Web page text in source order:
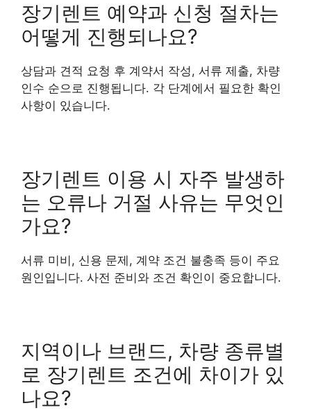
장기렌트 예약과 신청 절차는
어떻게 진행되나요?
상담과 견적 요청 후 계약서 작성, 서류 제출, 차량
인수 순으로 진행됩니다. 각 단계에서 필요한 확인
사항이 있습니다.
장기렌트 이용 시 자주 발생하
는 오류나 거절 사유는 무엇인
가요?
서류 미비, 신용 문제, 계약 조건 불충족 등이 주요
원인입니다. 사전 준비와 조건 확인이 중요합니다.
지역이나 브랜드, 차량 종류별
로 장기렌트 조건에 차이가 있
나요?